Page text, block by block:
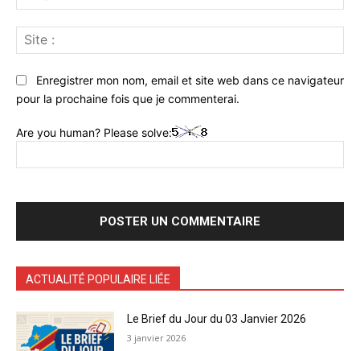
:*
:
Enregistrer mon nom, email et site web dans ce navigateur
pour la prochaine fois que je commenterai.
Are you human? Please solve:
ACTUALITÉ POPULAIRE LIÉE
Le Brief du Jour du 03 Janvier 2026
3 janvier 2026